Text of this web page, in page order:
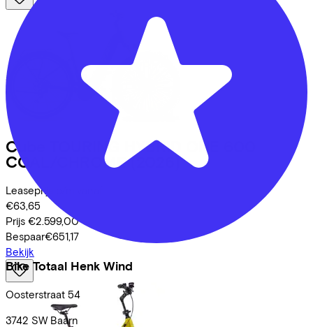
Bike Totaal Henk Wind
Oosterstraat 54
3742 SW Baarn
Cube
TOURING HYBRID ONE 600
COAL/CHROME (2026)
Leaseprijs p/m vanaf
€63,65
Prijs €2.599,00
Bespaar€651,17
Bekijk